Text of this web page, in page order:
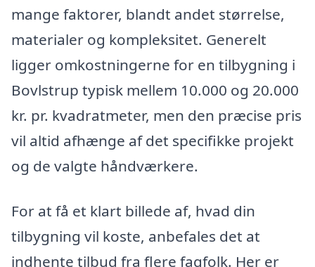
mange faktorer, blandt andet størrelse,
materialer og kompleksitet. Generelt
ligger omkostningerne for en tilbygning i
Bovlstrup typisk mellem 10.000 og 20.000
kr. pr. kvadratmeter, men den præcise pris
vil altid afhænge af det specifikke projekt
og de valgte håndværkere.
For at få et klart billede af, hvad din
tilbygning vil koste, anbefales det at
indhente tilbud fra flere fagfolk. Her er